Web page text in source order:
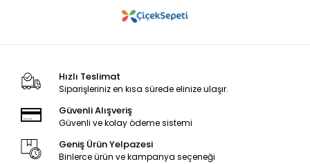
Hızlı Teslimat
Siparişleriniz en kısa sürede elinize ulaşır.
Güvenli Alışveriş
Güvenli ve kolay ödeme sistemi
Geniş Ürün Yelpazesi
Binlerce ürün ve kampanya seçeneği